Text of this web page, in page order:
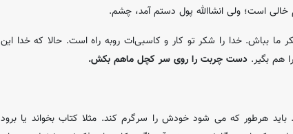
است؛ ولی انشاالله پول دستم آمد، چشم.
ما بباش. خدا را شکر تو کار و کاسبی‌ات روبه راه است. حالا که خدا این
هم بگیر. دست چربت را روی سر کچل ماهم بکش.
باید هرطور که می شود خودش را سرگرم کند. مثلا کتاب بخواند یا برود